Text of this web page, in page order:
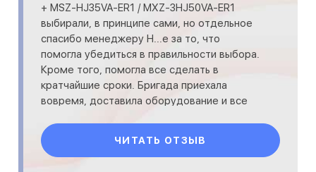
+ MSZ-HJ35VA-ER1 / MXZ-3HJ50VA-ER1
выбирали, в принципе сами, но отдельное
спасибо менеджеру Н...е за то, что
помогла убедиться в правильности выбора.
Кроме того, помогла все сделать в
кратчайшие сроки. Бригада приехала
вовремя, доставила оборудование и все
ЧИТАТЬ ОТЗЫВ